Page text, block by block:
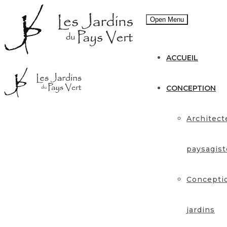
Open Menu
ACCUEIL
CONCEPTION
jardins